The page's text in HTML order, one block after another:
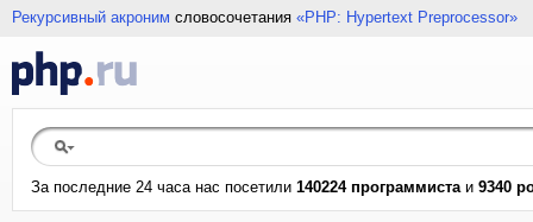
Рекурсивный акроним словосочетания «PHP: Hypertext Preprocessor»
За последние 24 часа нас посетили 140224 программистаи 9340